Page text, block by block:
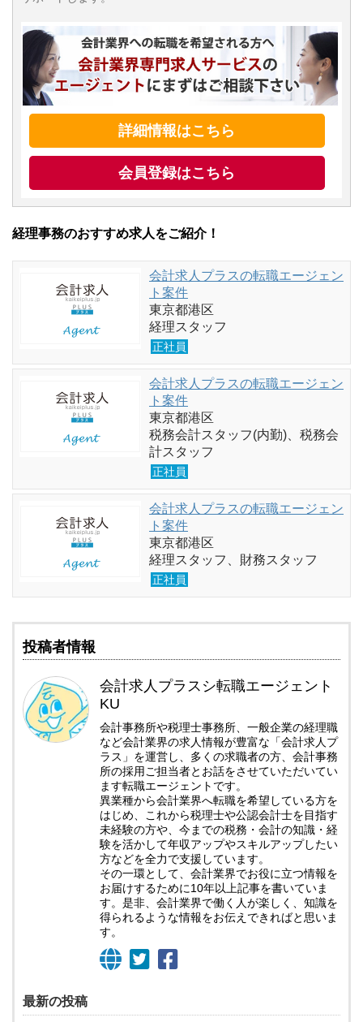
詳細情報はこちら
会員登録はこちら
経理事務のおすすめ求人をご紹介！
会計求人プラスの転職エージェン
ト案件
東京都港区
経理スタッフ
正社員
会計求人プラスの転職エージェン
ト案件
東京都港区
税務会計スタッフ(内勤)、税務会
計スタッフ
正社員
会計求人プラスの転職エージェン
ト案件
東京都港区
経理スタッフ、財務スタッフ
正社員
投稿者情報
会計求人プラスシ転職エージェント
KU
会計事務所や税理士事務所、一般企業の経理職
など会計業界の求人情報が豊富な「会計求人プ
ラス」を運営し、多くの求職者の方、会計事務
所の採用ご担当者とお話をさせていただいてい
ます転職エージェントです。
異業種から会計業界へ転職を希望している方を
はじめ、これから税理士や公認会計士を目指す
未経験の方や、今までの税務・会計の知識・経
験を活かして年収アップやスキルアップしたい
方などを全力で支援しています。
その一環として、会計業界でお役に立つ情報を
お届けするために10年以上記事を書いていま
す。是非、会計業界で働く人が楽しく、知識を
得られるような情報をお伝えできればと思いま
す。
最新の投稿